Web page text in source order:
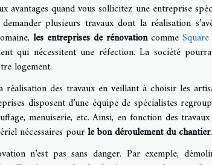
avantages quand vous sollicitez une entreprise
plusieurs travaux dont la réalisation
les entreprises de rénovationcomme
qui nécessitent une réfection. La société
logement.
réalisation des travaux en veillant à choisir les
disposent d’une équipe de spécialistes
menuiserie, etc. Ainsi, en fonction des
nécessaires pourle bon déroulement du chantier.
n’est pas sans danger. Par exemple,